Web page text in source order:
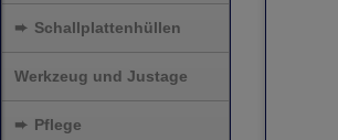
➨ Schallplattenhüllen
Werkzeug und Justage
➨ Pflege